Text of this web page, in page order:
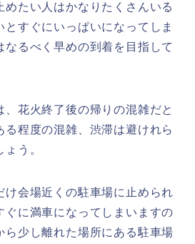
めたい人はかなりたくさんいる
すぐにいっぱいになってしま
なるべく早めの到着を目指して
、花火終了後の帰りの混雑だと
る程度の混雑、渋滞は避けれら
う。
け会場近くの駐車場に止められ
ぐに満車になってしまいますの
ら少し離れた場所にある駐車場